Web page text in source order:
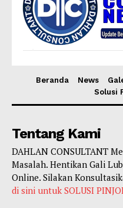
Beranda News
Solusi
Tentang Kami
DAHLAN CONSULTANT
Masalah. Hentikan Gali
Online. Silakan
di sini untuk SOLUSI